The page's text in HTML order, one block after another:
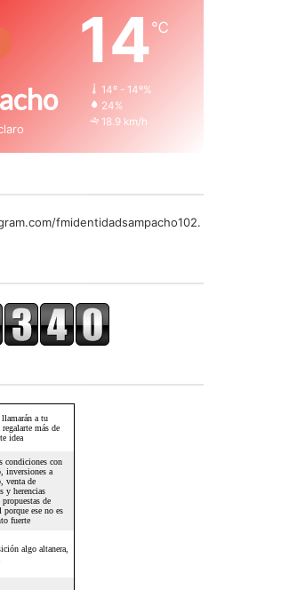
14℃
14º - 14º%
24%
18.9 km/h
fmidentidadsampacho102.